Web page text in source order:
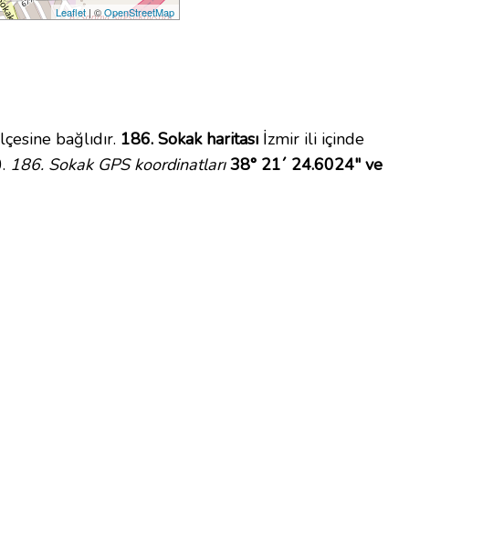
Leaflet| ©OpenStreetMap
bağlıdır. 186. Sokak haritası İzmir ili içinde
186. Sokak GPS koordinatları 38° 21´ 24.6024" ve